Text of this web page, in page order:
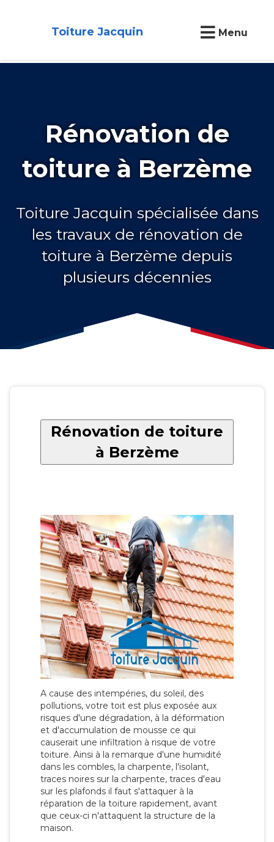
Toiture Jacquin Menu
Rénovation de
toiture à Berzème
Toiture Jacquin spécialisée dans
les travaux de rénovation de
toiture à Berzème depuis
plusieurs décennies
Rénovation de toiture
à Berzème
A cause des intempéries, du soleil, des
pollutions, votre toit est plus exposée aux
risques d'une dégradation, à la déformation
et d'accumulation de mousse ce qui
causerait une infiltration à risque de votre
toiture. Ainsi à la remarque d'une humidité
dans les combles, la charpente, l'isolant,
traces noires sur la charpente, traces d'eau
sur les plafonds il faut s'attaquer à la
réparation de la toiture rapidement, avant
que ceux-ci n'attaquent la structure de la
maison.